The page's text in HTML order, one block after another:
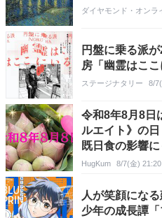
ダイヤモンド・オンラ
円盤に乗る派
房「幽霊はこ
ステージナタリー 8/
令和8年8月8日
ルエイト》の
既日食の影響に
HugKum 8/7(金) 21:20
人が笑顔にな
少年の成長譚